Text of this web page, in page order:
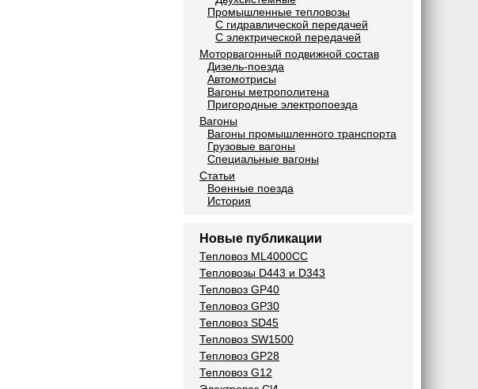
Промышленные тепловозы
С гидравлической передачей
С электрической передачей
Моторвагонный подвижной состав
Дизель-поезда
Автомотрисы
Вагоны метрополитена
Пригородные электропоезда
Вагоны
Вагоны промышленного транспорта
Грузовые вагоны
Специальные вагоны
Статьи
Военные поезда
История
Новые публикации
Тепловоз ML4000CC
Тепловозы D443 и D343
Тепловоз GP40
Тепловоз GP30
Тепловоз SD45
Тепловоз SW1500
Тепловоз GP28
Тепловоз G12